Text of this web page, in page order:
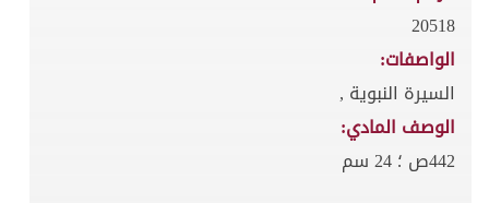
20518
الواصفات:
السيرة النبوية ,
الوصف المادي:
442ص ؛ 24 سم